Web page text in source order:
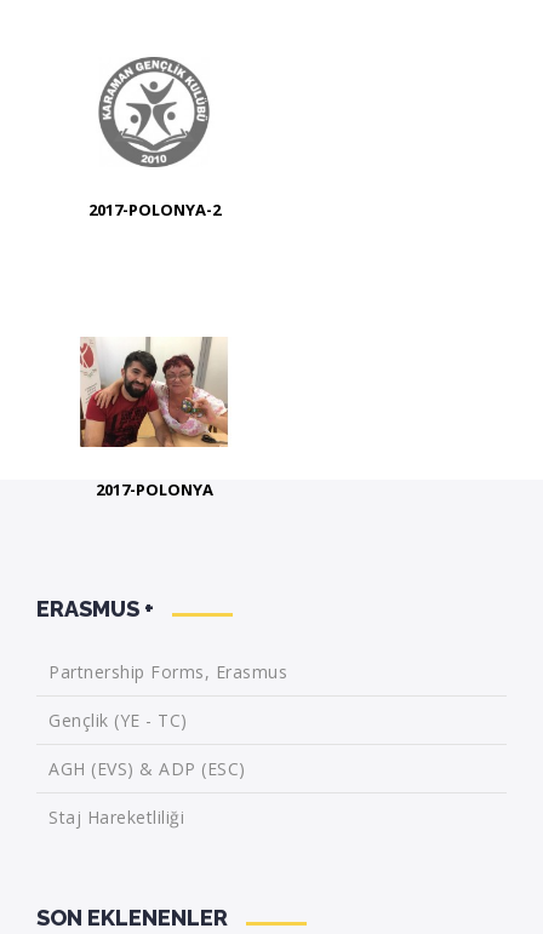
2017-POLONYA-2
2017-POLONYA
ERASMUS +
Partnership Forms, Erasmus
Gençlik (YE - TC)
AGH (EVS) & ADP (ESC)
Staj Hareketliliği
SON EKLENENLER